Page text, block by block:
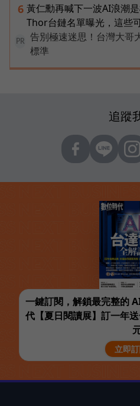
6 黃仁勳再喊下一波AI浪潮
Thor台鏈名單曝光，這些
PR
告別極速迷思！台灣大哥
標準
追蹤
一鍵訂閱，解鎖最完整的
代【夏日閱讀展】訂一年
立即